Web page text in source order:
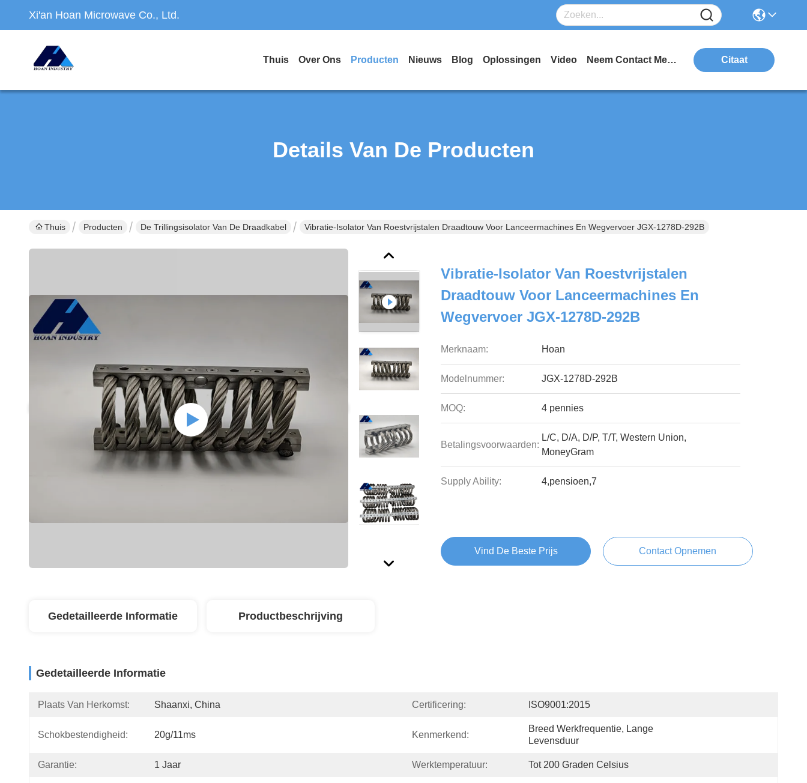
Xi'an Hoan Microwave Co., Ltd.
Thuis Over Ons Producten Nieuws Blog Oplossingen Video Neem Contact Met Ons Op Citaat
Details Van De Producten
Thuis Producten De Trillingsisolator Van De Draadkabel Vibratie-Isolator Van Roestvrijstalen Draadtouw Voor Lanceermachines En Wegvervoer JGX-1278D-292B
Vibratie-Isolator Van Roestvrijstalen
Draadtouw Voor Lanceermachines En
Wegvervoer JGX-1278D-292B
Merknaam: Hoan
Modelnummer: JGX-1278D-292B
MOQ: 4 pennies
Betalingsvoorwaarden:
L/C, D/A, D/P, T/T, Western Union,
MoneyGram
Supply Ability: 4,pensioen,7
Vind De Beste Prijs Contact Opnemen
Gedetailleerde Informatie Productbeschrijving
Gedetailleerde Informatie
Plaats Van Herkomst: Shaanxi, China Certificering: ISO9001:2015
Schokbestendigheid: 20g/11ms Kenmerkend:
Breed Werkfrequentie, Lange
Levensduur
Garantie: 1 Jaar Werktemperatuur: Tot 200 Graden Celsius